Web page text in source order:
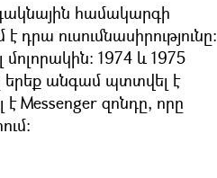
համակարգի
ուսումնասիրությունը։
1974 և 1975
անգամ պտտվել է
է Messenger զոնդը, որը